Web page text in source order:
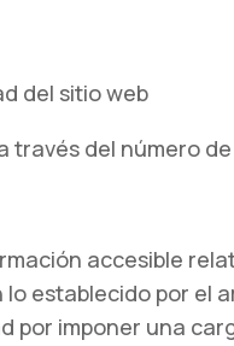
del sitio web
través del número
accesible
lo establecido por el
por imponer una